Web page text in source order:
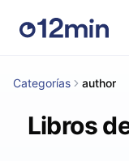
Categorías author
Libros